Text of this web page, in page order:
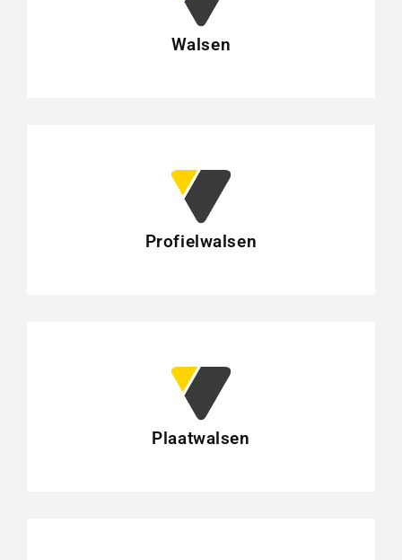
Walsen
Profielwalsen
Plaatwalsen